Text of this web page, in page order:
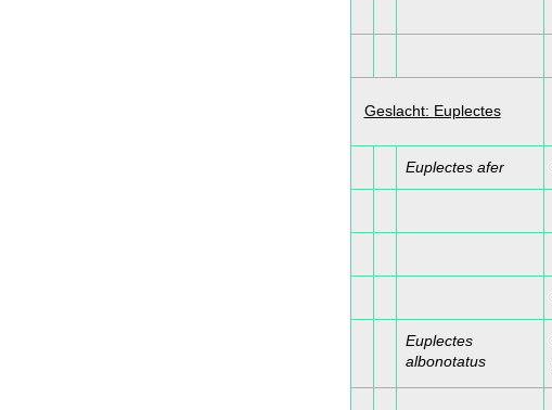
Geslacht: Euplectes
Euplectes afer
Euplectes
albonotatus